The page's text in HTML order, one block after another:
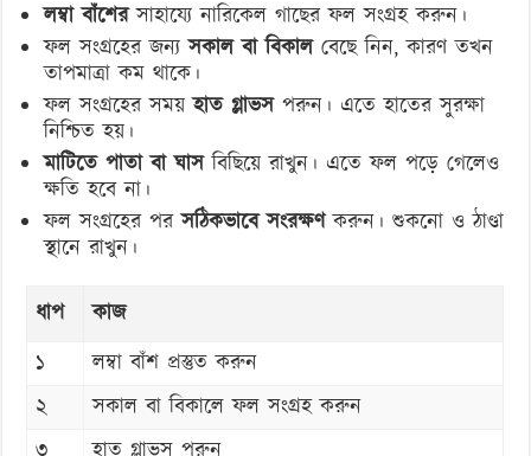
লম্বা বাঁশেরসাহায্যে নারিকেল গাছের ফল সংগ্রহ করুন।
ফল সংগ্রহের জন্যসকাল বা বিকালবেছে নিন, কারণ তখন
তাপমাত্রা কম থাকে।
ফল সংগ্রহের সময়হাত গ্লাভসপরুন। এতে হাতের সুরক্ষা
নিশ্চিত হয়।
মাটিতে পাতা বা ঘাসবিছিয়ে রাখুন। এতে ফল পড়ে গেলেও
ক্ষতি হবে না।
ফল সংগ্রহের পরসঠিকভাবে সংরক্ষণকরুন। শুকনো ও ঠাণ্ডা
স্থানে রাখুন।
ধাপ
কাজ
১
লম্বা বাঁশ প্রস্তুত করুন
২
সকাল বা বিকালে ফল সংগ্রহ করুন